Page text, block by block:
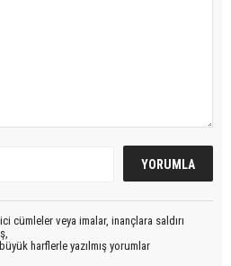
cümleler veya imalar, inançlara saldırı
harflerle yazılmış yorumlar